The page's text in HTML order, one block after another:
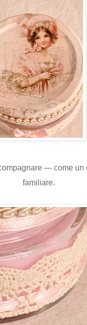
— come
familiare.